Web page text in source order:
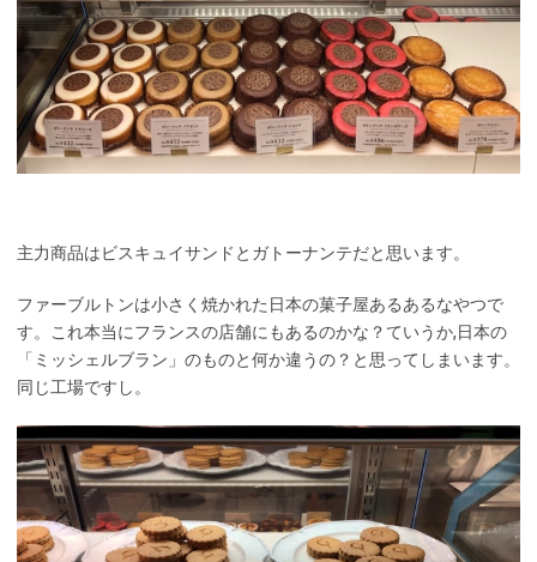
主力商品はビスキュイサンドとガトーナンテだと思います。
ファーブルトンは小さく焼かれた日本の菓子屋あるあるなやつで
す。これ本当にフランスの店舗にもあるのかな？ていうか,日本の
「ミッシェルブラン」のものと何か違うの？と思ってしまいます。
同じ工場ですし。